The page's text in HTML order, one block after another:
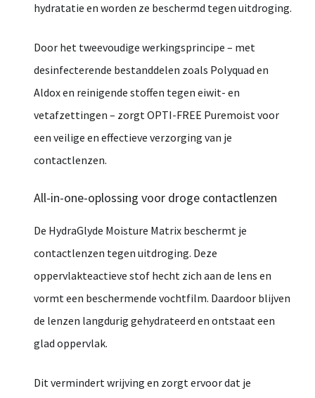
hydratatie en worden ze beschermd tegen uitdroging.
Door het tweevoudige werkingsprincipe – met
desinfecterende bestanddelen zoals Polyquad en
Aldoxen reinigende stoffen tegen eiwit- en
vetafzettingen – zorgtOPTI-FREE Puremoistvoor
een veilige en effectieve verzorging van je
contactlenzen.
All-in-one-oplossing voor droge contactlenzen
De HydraGlyde Moisture Matrix beschermt je
contactlenzen tegen uitdroging. Deze
oppervlakteactieve stof hecht zich aan de lens en
vormteen beschermende vochtfilm. Daardoor blijven
de lenzen langdurig gehydrateerd en ontstaateen
glad oppervlak.
Ditvermindertwrijving en zorgtervoordat je